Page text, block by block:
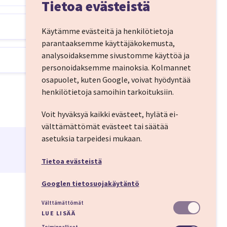
aidosta
suuri
luovat hyvän
että
Tietoa evästeistä
Käytämme evästeitä ja henkilötietoja
parantaaksemme käyttäjäkokemusta,
analysoidaksemme sivustomme käyttöä ja
personoidaksemme mainoksia. Kolmannet
osapuolet, kuten Google, voivat hyödyntää
henkilötietoja samoihin tarkoituksiin.
Voit hyväksyä kaikki evästeet, hylätä ei-
välttämättömät evästeet tai säätää
asetuksia tarpeidesi mukaan.
Tietoa evästeistä
Googlen tietosuojakäytäntö
Välttämättömät
LUE LISÄÄ